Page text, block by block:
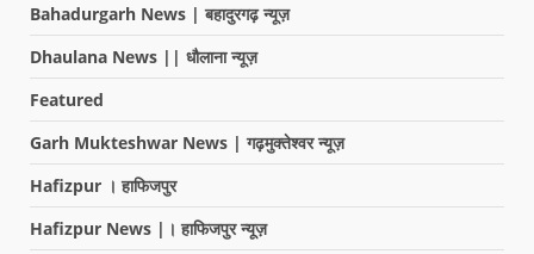
Bahadurgarh News | बहादुरगढ़ न्यूज़
Dhaulana News || धौलाना न्यूज़
Featured
Garh Mukteshwar News | गढ़मुक्तेश्वर न्यूज़
Hafizpur । हाफिजपुर
Hafizpur News |। हाफिजपुर न्यूज़